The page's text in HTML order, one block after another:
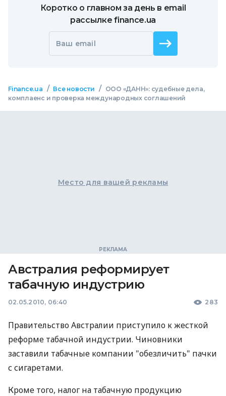
Коротко о главном за день в email
рассылке finance.ua
Ваш email
Finance.ua / Все новости /
ООО «ДАНН»: судебные дела,
комплаенс и проверка международных соглашений
Место для вашей рекламы
Австралия реформирует
табачную индустрию
02.05.2010, 06:40 283
Правительство Австралии приступило к жесткой
реформе табачной индустрии. Чиновники
заставили табачные компании "обезличить" пачки
с сигаретами.
Кроме того, налог на табачную продукцию